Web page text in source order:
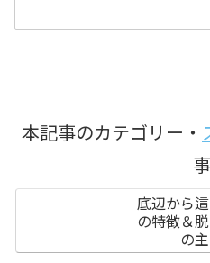
本記事のカテゴリー・
事
底辺から
の特徴＆
の